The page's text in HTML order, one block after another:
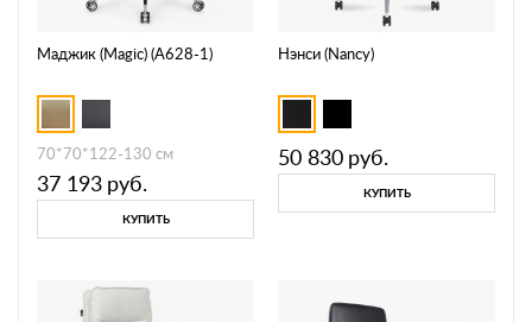
Маджик (Magic) (A628-1)
70*70*122-130 см
37 193 руб.
КУПИТЬ
Нэнси (Nancy)
50 830 руб.
КУПИТЬ